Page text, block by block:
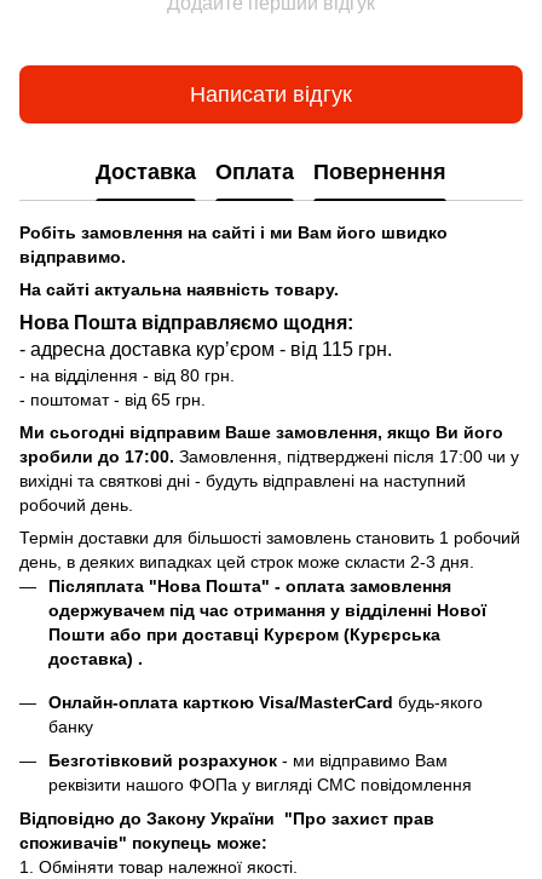
Написати відгук
Доставка Оплата Повернення
Робіть замовлення на сайті і ми Вам його швидко
відправимо.
На сайті актуальна наявність товару.
Нова Пошта відправляємо щодня:
- адресна доставка курʼєром - від 115 грн.
- на відділення - від 80 грн.
- поштомат - від 65 грн.
Ми сьогодні відправим Ваше замовлення, якщо Ви його
зробили до 17:00. Замовлення, підтверджені після 17:00 чи у
вихідні та святкові дні - будуть відправлені на наступний
робочий день.
Термін доставки для більшості замовлень становить 1 робочий
день, в деяких випадках цей строк може скласти 2-3 дня.
Післяплата "Нова Пошта" - оплата замовлення
одержувачем під час отримання у відділенні Нової
Пошти або при доставці Курєром (Курєрська
доставка) .
Онлайн-оплата карткою Visa/MasterCard будь-якого
банку
Безготівковий розрахунок - ми відправимо Вам
реквізити нашого ФОПа у вигляді СМС повідомлення
Відповідно до Закону України "Про захист прав
споживачів" покупець може:
1. Обміняти товар належної якості.